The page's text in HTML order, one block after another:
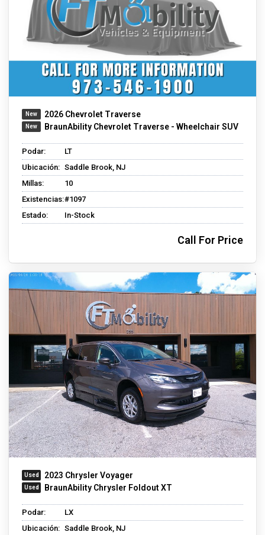
2026 Chevrolet Traverse
BraunAbility Chevrolet Traverse - Wheelchair SUV
Podar:
LT
Ubicación: Saddle Brook, NJ
Millas:
10
Existencias:#1097
Estado:
In-Stock
Call For Price
2023 Chrysler Voyager
BraunAbility Chrysler Foldout XT
Podar:
LX
Ubicación: Saddle Brook, NJ